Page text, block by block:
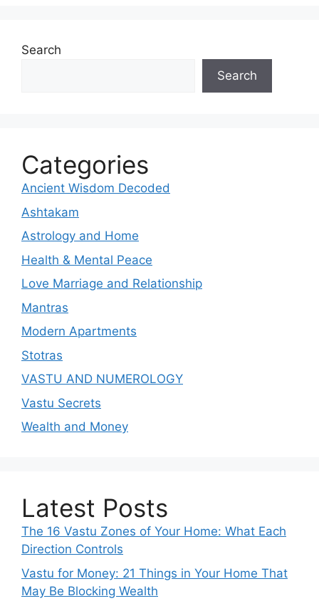
Search
Search
Categories
Ancient Wisdom Decoded
Ashtakam
Astrology and Home
Health & Mental Peace
Love Marriage and Relationship
Mantras
Modern Apartments
Stotras
VASTU AND NUMEROLOGY
Vastu Secrets
Wealth and Money
Latest Posts
The 16 Vastu Zones of Your Home: What Each
Direction Controls
Vastu for Money: 21 Things in Your Home That
May Be Blocking Wealth